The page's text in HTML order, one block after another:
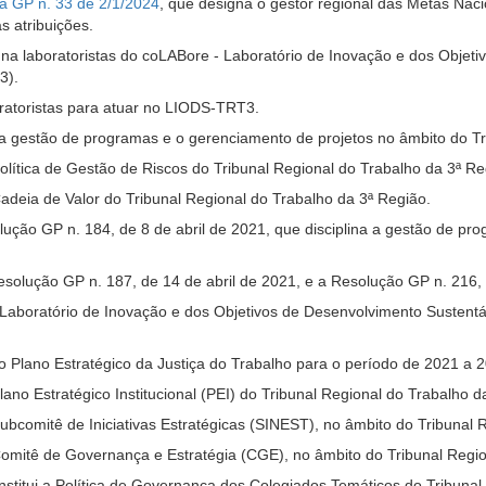
atribuições.
laboratoristas do coLABore - Laboratório de Inovação e dos
para atuar no LIODS-TRT3.
gestão de programas e o gerenciamento de projetos no âmbito do
de Gestão de Riscos do Tribunal Regional do Trabalho da 3ª
de Valor do Tribunal Regional do Trabalho da 3ª Região.
GP n. 184, de 8 de abril de 2021, que disciplina a gestão de
GP n. 187, de 14 de abril de 2021, e a Resolução GP n.
de Inovação e dos Objetivos de Desenvolvimento
Plano Estratégico da Justiça do Trabalho para o período de 2021 a
Estratégico Institucional (PEI) do Tribunal Regional do Trabalho
de Iniciativas Estratégicas (SINEST), no âmbito do Tribunal
de Governança e Estratégia (CGE), no âmbito do Tribunal